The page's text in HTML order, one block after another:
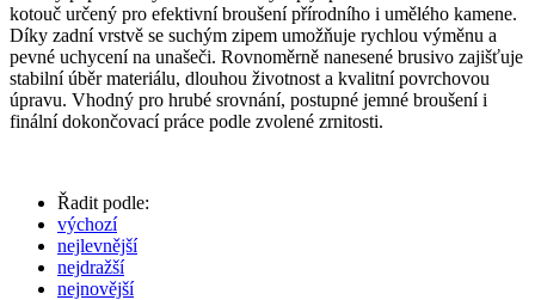
kotouč určený pro efektivní broušení přírodního i umělého kamene.
Díky zadní vrstvě se suchým zipem umožňuje rychlou výměnu a
pevné uchycení na unašeči. Rovnoměrně nanesené brusivo zajišťuje
stabilní úběr materiálu, dlouhou životnost a kvalitní povrchovou
úpravu. Vhodný pro hrubé srovnání, postupné jemné broušení i
finální dokončovací práce podle zvolené zrnitosti.
Řadit podle:
výchozí
nejlevnější
nejdražší
nejnovější